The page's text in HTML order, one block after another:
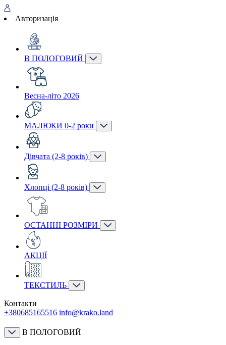
Авторизація
В ПОЛОГОВИЙ
Весна-літо 2026
МАЛЮКИ 0-2 роки
Дівчата (2-8 років)
Хлопці (2-8 років)
ОСТАННІ РОЗМІРИ
АКЦІЇ
ТЕКСТИЛЬ
Контакти
+380685165516 info@krako.land
В ПОЛОГОВИЙ